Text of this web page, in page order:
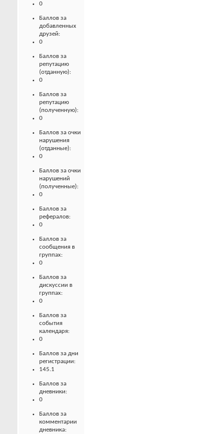
0
Баллов за
добавленных
друзей:
0
Баллов за
репутацию
(отданную):
0
Баллов за
репутацию
(полученную):
0
Баллов за очки
нарушения
(отданные):
0
Баллов за очки
нарушений
(полученные):
0
Баллов за
рефералов:
0
Баллов за
сообщения в
группах:
0
Баллов за
дискуссии в
группах:
0
Баллов за
события
календаря:
0
Баллов за дни
регистрации:
145.1
Баллов за
дневники:
0
Баллов за
комментарии
дневника: